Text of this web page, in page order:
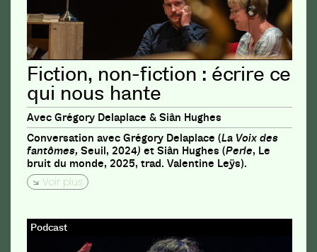
Fiction, non-fiction : écrire ce
qui nous hante
Avec Grégory Delaplace & Siân Hughes
Conversation avec Grégory Delaplace (La Voix des
fantômes, Seuil, 2024) et Siân Hughes (Perle, Le
bruit du monde, 2025, trad. Valentine Leÿs).
Voir plus
Podcast